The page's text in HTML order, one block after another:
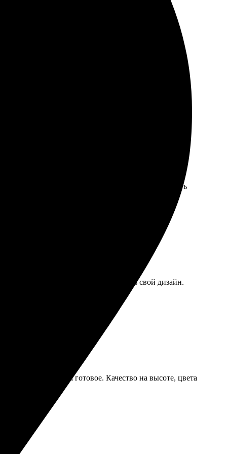
отлично!
оформление заказа заняло всего пару минут.
Выбор форматов разнообразный, можно выбрать
всем, кто хочет необычные сувениры.
большой, смогла легко настроить свой дизайн.
дней уже забрала готовое. Качество на высоте, цвета